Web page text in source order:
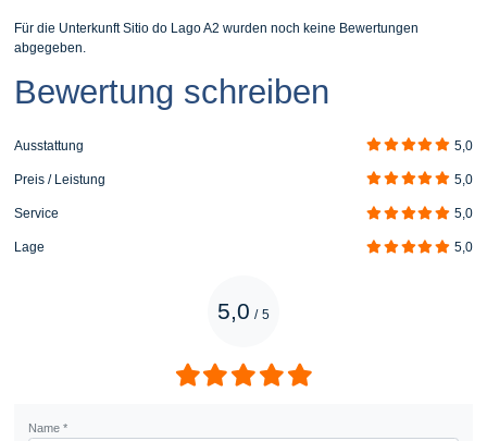
Für die Unterkunft Sitio do Lago A2 wurden noch keine Bewertungen
abgegeben.
Bewertung schreiben
Ausstattung 5,0
Preis / Leistung 5,0
Service 5,0
Lage 5,0
5,0 / 5
Name *